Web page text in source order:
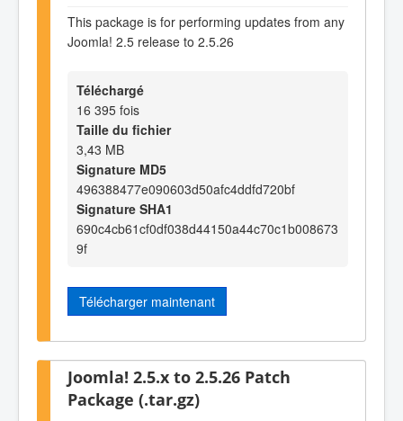
This package is for performing updates from any
Joomla! 2.5 release to 2.5.26
Téléchargé
16 395 fois
Taille du fichier
3,43 MB
Signature MD5
496388477e090603d50afc4ddfd720bf
Signature SHA1
690c4cb61cf0df038d44150a44c70c1b008673
9f
Télécharger maintenant
Joomla! 2.5.x to 2.5.26 Patch
Package (.tar.gz)